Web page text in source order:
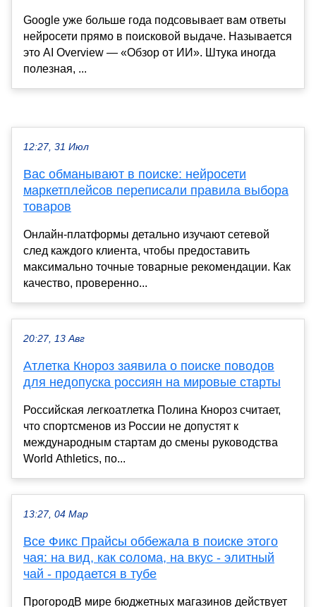
Google уже больше года подсовывает вам ответы
нейросети прямо в поисковой выдаче. Называется
это AI Overview — «Обзор от ИИ». Штука иногда
полезная, ...
12:27, 31 Июл
Вас обманывают в поиске: нейросети
маркетплейсов переписали правила выбора
товаров
Онлайн-платформы детально изучают сетевой
след каждого клиента, чтобы предоставить
максимально точные товарные рекомендации. Как
качество, проверенно...
20:27, 13 Авг
Атлетка Кнороз заявила о поиске поводов
для недопуска россиян на мировые старты
Российская легкоатлетка Полина Кнороз считает,
что спортсменов из России не допустят к
международным стартам до смены руководства
World Athletics, по...
13:27, 04 Мар
Все Фикс Прайсы оббежала в поиске этого
чая: на вид, как солома, на вкус - элитный
чай - продается в тубе
ПрогородВ мире бюджетных магазинов действует